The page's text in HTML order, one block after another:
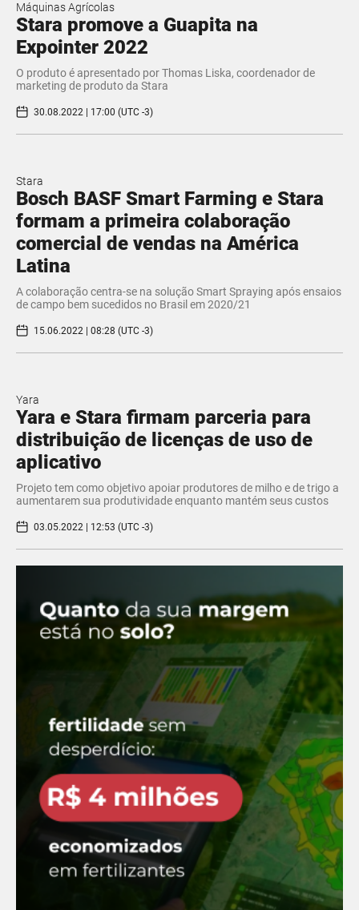
Máquinas Agrícolas
Stara promove a Guapita na
Expointer 2022
O produto é apresentado por Thomas Liska, coordenador de
marketing de produto da Stara
30.08.2022 | 17:00 (UTC -3)
Stara
Bosch BASF Smart Farming e Stara
formam a primeira colaboração
comercial de vendas na América
Latina
A colaboração centra-se na solução Smart Spraying após ensaios
de campo bem sucedidos no Brasil em 2020/21
15.06.2022 | 08:28 (UTC -3)
Yara
Yara e Stara firmam parceria para
distribuição de licenças de uso de
aplicativo
Projeto tem como objetivo apoiar produtores de milho e de trigo a
aumentarem sua produtividade enquanto mantém seus custos
03.05.2022 | 12:53 (UTC -3)